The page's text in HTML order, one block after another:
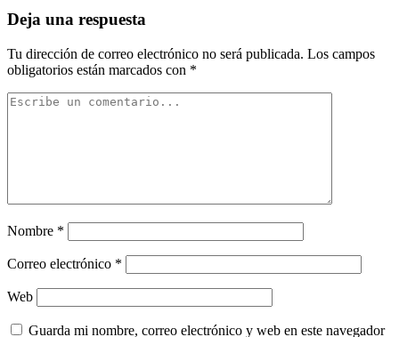
Deja una respuesta
Tu dirección de correo electrónico no será publicada. Los campos
obligatorios están marcados con *
Nombre *
Correo electrónico *
Web
Guarda mi nombre, correo electrónico y web en este navegador